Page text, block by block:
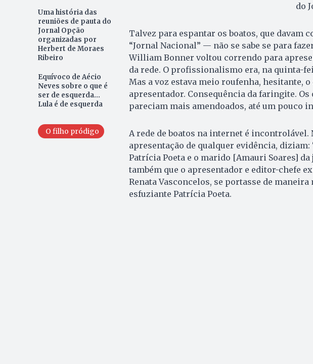
Uma história das
reuniões de pauta do
Jornal Opção
organizadas por
Herbert de Moraes
Ribeiro
Equívoco de Aécio
Neves sobre o que é
ser de esquerda...
Lula é de esquerda
O filho pródigo
do
Talvez para espantar os boatos, que davam
“Jornal Nacional” — não se sabe se para
William Bonner voltou correndo para
da rede. O profissionalismo era, na quinta-
Mas a voz estava meio roufenha, hesitante,
apresentador. Consequência da faringite.
pareciam mais amendoados, até um pouco
A rede de boatos na internet é incontrolável.
apresentação de qualquer evidência,
Patrícia Poeta e o marido [Amauri Soares]
também que o apresentador e editor-chefe
Renata Vas­concelos, se portasse de
esfuziante Patrícia Poeta.